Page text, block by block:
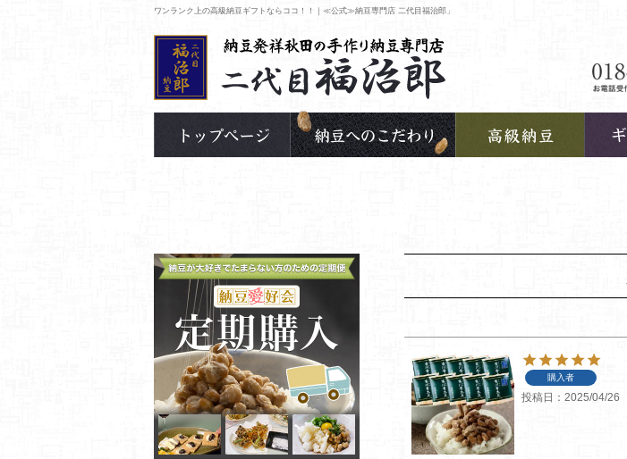
ワンランク上の高級納豆ギフトならココ！！｜≪公式≫納豆専門店 二代目福治郎」
購入者
投稿日 2025/04/26